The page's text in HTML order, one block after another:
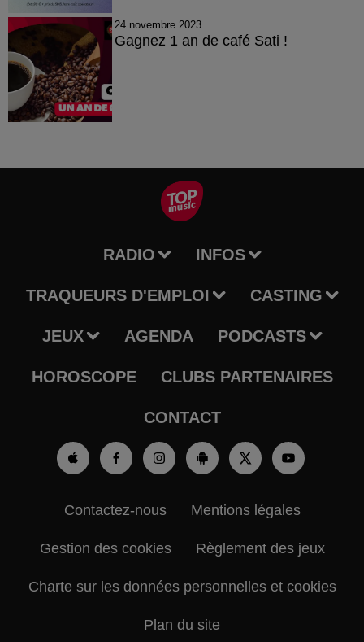
24 novembre 2023
Gagnez 1 an de café Sati !
RADIO INFOS
TRAQUEURS D'EMPLOI CASTING
JEUX AGENDA PODCASTS
HOROSCOPE CLUBS PARTENAIRES
CONTACT
Contactez-nous Mentions légales
Gestion des cookies Règlement des jeux
Charte sur les données personnelles et cookies
Plan du site